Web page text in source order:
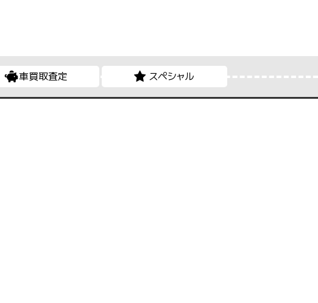
車買取査定 スペシャル